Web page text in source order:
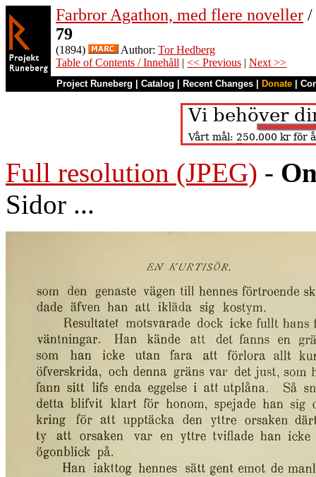
Farbror Agathon, med flere noveller /
79
(1894) Author: Tor Hedberg
Table of Contents / Innehåll | << Previous | Next >>
Project Runeberg Catalog Recent Changes Donate
Full resolution (JPEG) -
Sidor ...